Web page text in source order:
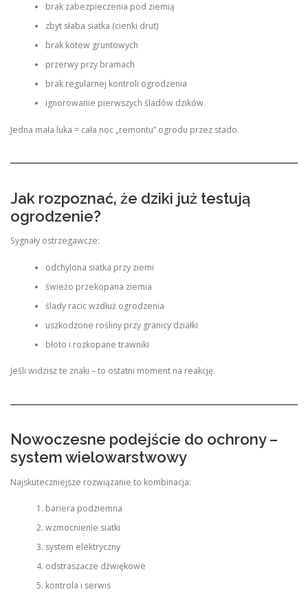
brak zabezpieczenia pod ziemią
zbyt słaba siatka (cienki drut)
brak kotew gruntowych
przerwy przy bramach
brak regularnej kontroli ogrodzenia
ignorowanie pierwszych śladów dzików
Jedna mała luka = cała noc „remontu” ogrodu przez stado.
Jak rozpoznać, że dziki już testują
ogrodzenie?
Sygnały ostrzegawcze:
odchylona siatka przy ziemi
świeżo przekopana ziemia
ślady racic wzdłuż ogrodzenia
uszkodzone rośliny przy granicy działki
błoto i rozkopane trawniki
Jeśli widzisz te znaki – to ostatni moment na reakcję.
Nowoczesne podejście do ochrony –
system wielowarstwowy
Najskuteczniejsze rozwiązanie to kombinacja:
bariera podziemna
wzmocnienie siatki
system elektryczny
odstraszacze dźwiękowe
kontrola i serwis